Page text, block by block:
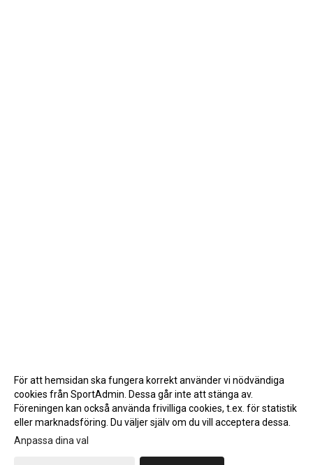
Gå till Webbversion
För att hemsidan ska fungera korrekt använder vi nödvändiga
cookies från SportAdmin. Dessa går inte att stänga av.
Föreningen kan också använda frivilliga cookies, t.ex. för statistik
eller marknadsföring. Du väljer själv om du vill acceptera dessa.
Anpassa dina val